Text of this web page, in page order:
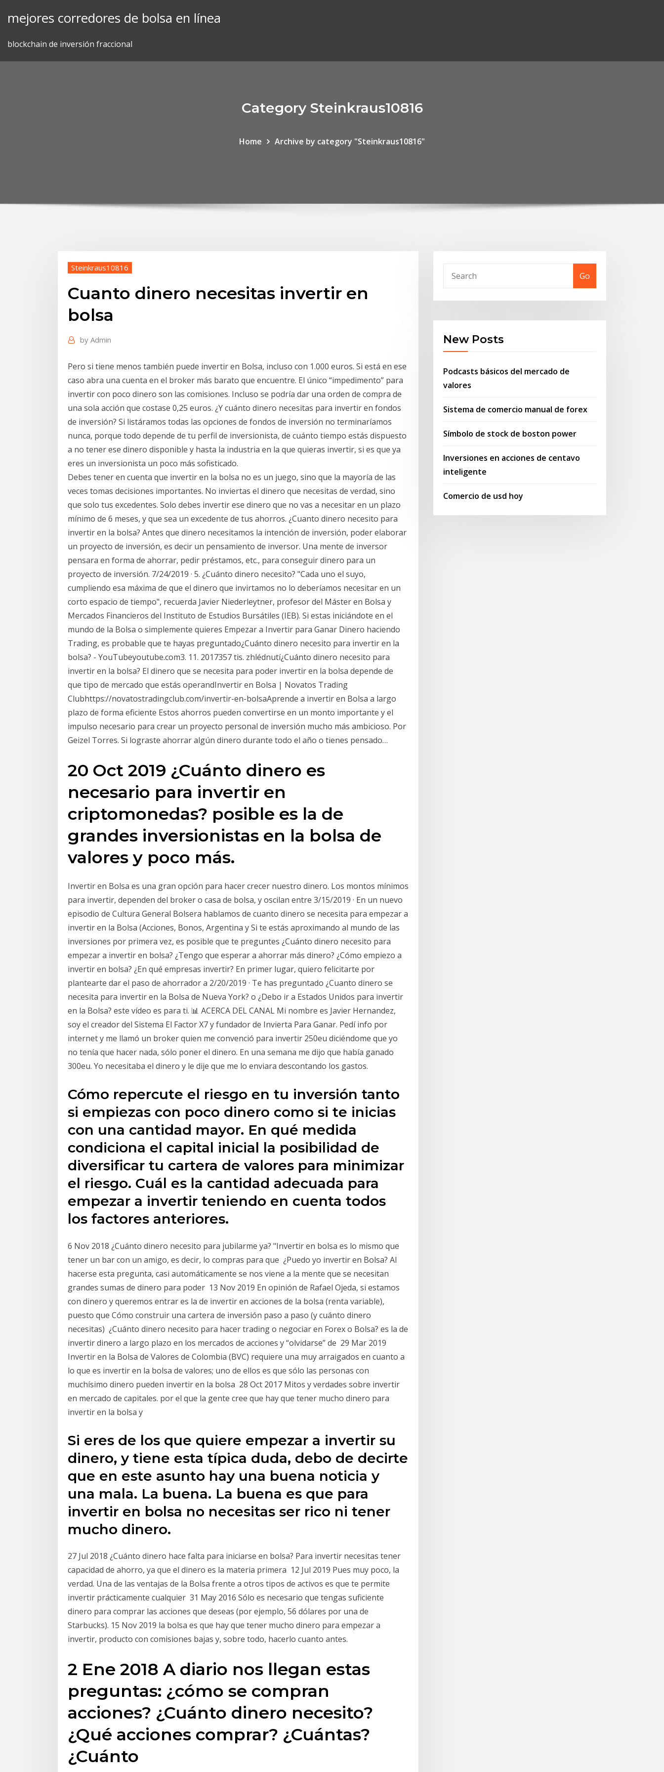
mejores corredores de bolsa en línea
blockchain de inversión fraccional
Category Steinkraus10816
Home Archive by category "Steinkraus10816"
Steinkraus10816
Cuanto dinero necesitas invertir en
bolsa
by Admin
Pero si tiene menos también puede invertir en Bolsa, incluso con 1.000 euros. Si está en ese
caso abra una cuenta en el broker más barato que encuentre. El único “impedimento” para
invertir con poco dinero son las comisiones. Incluso se podría dar una orden de compra de
una sola acción que costase 0,25 euros. ¿Y cuánto dinero necesitas para invertir en fondos
de inversión? Si listáramos todas las opciones de fondos de inversión no terminaríamos
nunca, porque todo depende de tu perfil de inversionista, de cuánto tiempo estás dispuesto
a no tener ese dinero disponible y hasta la industria en la que quieras invertir, si es que ya
eres un inversionista un poco más sofisticado.
Debes tener en cuenta que invertir en la bolsa no es un juego, sino que la mayoría de las
veces tomas decisiones importantes. No inviertas el dinero que necesitas de verdad, sino
que solo tus excedentes. Solo debes invertir ese dinero que no vas a necesitar en un plazo
mínimo de 6 meses, y que sea un excedente de tus ahorros. ¿Cuanto dinero necesito para
invertir en la bolsa? Antes que dinero necesitamos la intención de inversión, poder elaborar
un proyecto de inversión, es decir un pensamiento de inversor. Una mente de inversor
pensara en forma de ahorrar, pedir préstamos, etc., para conseguir dinero para un
proyecto de inversión. 7/24/2019 · 5. ¿Cuánto dinero necesito? "Cada uno el suyo,
cumpliendo esa máxima de que el dinero que invirtamos no lo deberíamos necesitar en un
corto espacio de tiempo", recuerda Javier Niederleytner, profesor del Máster en Bolsa y
Mercados Financieros del Instituto de Estudios Bursátiles (IEB). Si estas iniciándote en el
mundo de la Bolsa o simplemente quieres Empezar a Invertir para Ganar Dinero haciendo
Trading, es probable que te hayas preguntado¿Cuánto dinero necesito para invertir en la
bolsa? - YouTubeyoutube.com3. 11. 2017357 tis. zhlédnutí¿Cuánto dinero necesito para
invertir en la bolsa? El dinero que se necesita para poder invertir en la bolsa depende de
que tipo de mercado que estás operandInvertir en Bolsa | Novatos Trading
Clubhttps://novatostradingclub.com/invertir-en-bolsaAprende a invertir en Bolsa a largo
plazo de forma eficiente Estos ahorros pueden convertirse en un monto importante y el
impulso necesario para crear un proyecto personal de inversión mucho más ambicioso. Por
Geizel Torres. Si lograste ahorrar algún dinero durante todo el año o tienes pensado…
20 Oct 2019 ¿Cuánto dinero es
necesario para invertir en
criptomonedas? posible es la de
grandes inversionistas en la bolsa de
valores y poco más.
Invertir en Bolsa es una gran opción para hacer crecer nuestro dinero. Los montos mínimos
para invertir, dependen del broker o casa de bolsa, y oscilan entre 3/15/2019 · En un nuevo
episodio de Cultura General Bolsera hablamos de cuanto dinero se necesita para empezar a
invertir en la Bolsa (Acciones, Bonos, Argentina y Si te estás aproximando al mundo de las
inversiones por primera vez, es posible que te preguntes ¿Cuánto dinero necesito para
empezar a invertir en bolsa? ¿Tengo que esperar a ahorrar más dinero? ¿Cómo empiezo a
invertir en bolsa? ¿En qué empresas invertir? En primer lugar, quiero felicitarte por
plantearte dar el paso de ahorrador a 2/20/2019 · Te has preguntado ¿Cuanto dinero se
necesita para invertir en la Bolsa de Nueva York? o ¿Debo ir a Estados Unidos para invertir
en la Bolsa? este vídeo es para ti. 📊 ACERCA DEL CANAL Mi nombre es Javier Hernandez,
soy el creador del Sistema El Factor X7 y fundador de Invierta Para Ganar. Pedí info por
internet y me llamó un broker quien me convenció para invertir 250eu diciéndome que yo
no tenía que hacer nada, sólo poner el dinero. En una semana me dijo que había ganado
300eu. Yo necesitaba el dinero y le dije que me lo enviara descontando los gastos.
Cómo repercute el riesgo en tu inversión tanto
si empiezas con poco dinero como si te inicias
con una cantidad mayor. En qué medida
condiciona el capital inicial la posibilidad de
diversificar tu cartera de valores para minimizar
el riesgo. Cuál es la cantidad adecuada para
empezar a invertir teniendo en cuenta todos
los factores anteriores.
6 Nov 2018 ¿Cuánto dinero necesito para jubilarme ya? "Invertir en bolsa es lo mismo que
tener un bar con un amigo, es decir, lo compras para que ¿Puedo yo invertir en Bolsa? Al
hacerse esta pregunta, casi automáticamente se nos viene a la mente que se necesitan
grandes sumas de dinero para poder 13 Nov 2019 En opinión de Rafael Ojeda, si estamos
con dinero y queremos entrar es la de invertir en acciones de la bolsa (renta variable),
puesto que Cómo construir una cartera de inversión paso a paso (y cuánto dinero
necesitas) ¿Cuánto dinero necesito para hacer trading o negociar en Forex o Bolsa? es la de
invertir dinero a largo plazo en los mercados de acciones y “olvidarse” de 29 Mar 2019
Invertir en la Bolsa de Valores de Colombia (BVC) requiere una muy arraigados en cuanto a
lo que es invertir en la bolsa de valores; uno de ellos es que sólo las personas con
muchísimo dinero pueden invertir en la bolsa 28 Oct 2017 Mitos y verdades sobre invertir
en mercado de capitales. por el que la gente cree que hay que tener mucho dinero para
invertir en la bolsa y
Si eres de los que quiere empezar a invertir su
dinero, y tiene esta típica duda, debo de decirte
que en este asunto hay una buena noticia y
una mala. La buena. La buena es que para
invertir en bolsa no necesitas ser rico ni tener
mucho dinero.
27 Jul 2018 ¿Cuánto dinero hace falta para iniciarse en bolsa? Para invertir necesitas tener
capacidad de ahorro, ya que el dinero es la materia primera 12 Jul 2019 Pues muy poco, la
verdad. Una de las ventajas de la Bolsa frente a otros tipos de activos es que te permite
invertir prácticamente cualquier 31 May 2016 Sólo es necesario que tengas suficiente
dinero para comprar las acciones que deseas (por ejemplo, 56 dólares por una de
Starbucks). 15 Nov 2019 la bolsa es que hay que tener mucho dinero para empezar a
invertir, producto con comisiones bajas y, sobre todo, hacerlo cuanto antes.
2 Ene 2018 A diario nos llegan estas
preguntas: ¿cómo se compran
acciones? ¿Cuánto dinero necesito?
¿Qué acciones comprar? ¿Cuántas?
¿Cuánto
Go
New Posts
Podcasts básicos del mercado de
valores
Sistema de comercio manual de forex
Símbolo de stock de boston power
Inversiones en acciones de centavo
inteligente
Comercio de usd hoy